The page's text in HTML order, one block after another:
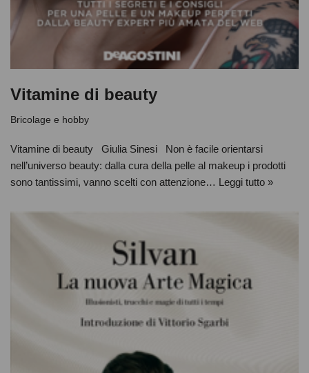
Vitamine di beauty
Bricolage e hobby
Vitamine di beauty Giulia Sinesi Non è facile orientarsi
nell’universo beauty: dalla cura della pelle al makeup i prodotti
sono tantissimi, vanno scelti con attenzione… Leggi tutto »